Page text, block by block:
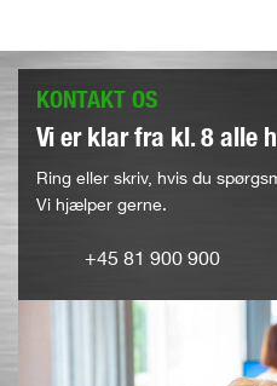
KONTAKT OS
Vi er klar fra kl. 8 alle
Ring eller skriv, hvis du
Vi hjælper gerne.
+45 81 900 900